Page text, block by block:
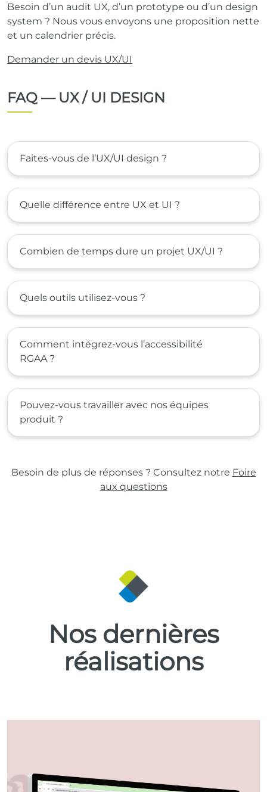
Besoin d’un audit UX, d’un prototype ou d’un design
system ? Nous vous envoyons une proposition nette
et un calendrier précis.
Demander un devis UX/UI
FAQ — UX / UI DESIGN
Faites-vous de l’UX/UI design ?
Quelle différence entre UX et UI ?
Combien de temps dure un projet UX/UI ?
Quels outils utilisez-vous ?
Comment intégrez-vous l’accessibilité
RGAA ?
Pouvez-vous travailler avec nos équipes
produit ?
Besoin de plus de réponses ? Consultez notre Foire
aux questions
Nos dernières
réalisations